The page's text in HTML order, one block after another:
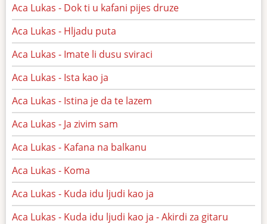
Aca Lukas - Dok ti u kafani pijes druze
Aca Lukas - Hljadu puta
Aca Lukas - Imate li dusu sviraci
Aca Lukas - Ista kao ja
Aca Lukas - Istina je da te lazem
Aca Lukas - Ja zivim sam
Aca Lukas - Kafana na balkanu
Aca Lukas - Koma
Aca Lukas - Kuda idu ljudi kao ja
Aca Lukas - Kuda idu ljudi kao ja - Akirdi za gitaru